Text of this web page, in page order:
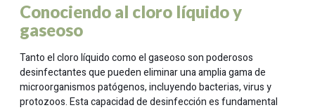
Conociendo al cloro líquido y
gaseoso
Tanto el cloro líquido como el gaseoso son poderosos
desinfectantes que pueden eliminar una amplia gama de
microorganismos patógenos, incluyendo bacterias, virus y
protozoos. Esta capacidad de desinfección es fundamental